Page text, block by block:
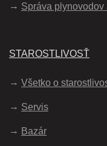
Správa
STAROSTLIVOSŤ
Všetko o
Servis
Bazár